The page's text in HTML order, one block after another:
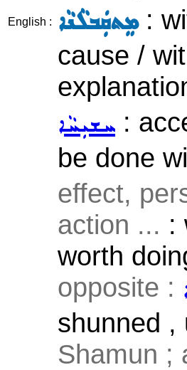
English : ܡܸܬܩܲܒܠܵܢܵܐ:
cause /
ܚܫܝܼܚܵܐ :
be done
effect,
action ... :
worth
opposite :
shunned
Shamun ;